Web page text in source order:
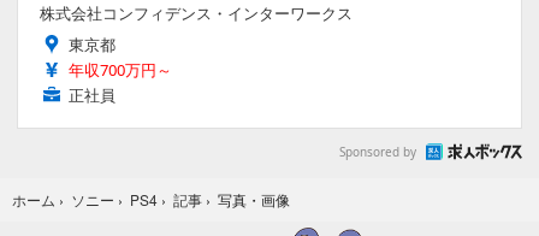
株式会社コンフィデンス・インターワークス
東京都
年収700万円～
正社員
Sponsored by
ホーム › ソニー › PS4 › 記事 › 写真・画像